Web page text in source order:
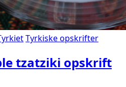
Tyrkiske opskrifter
tzatziki opskrift